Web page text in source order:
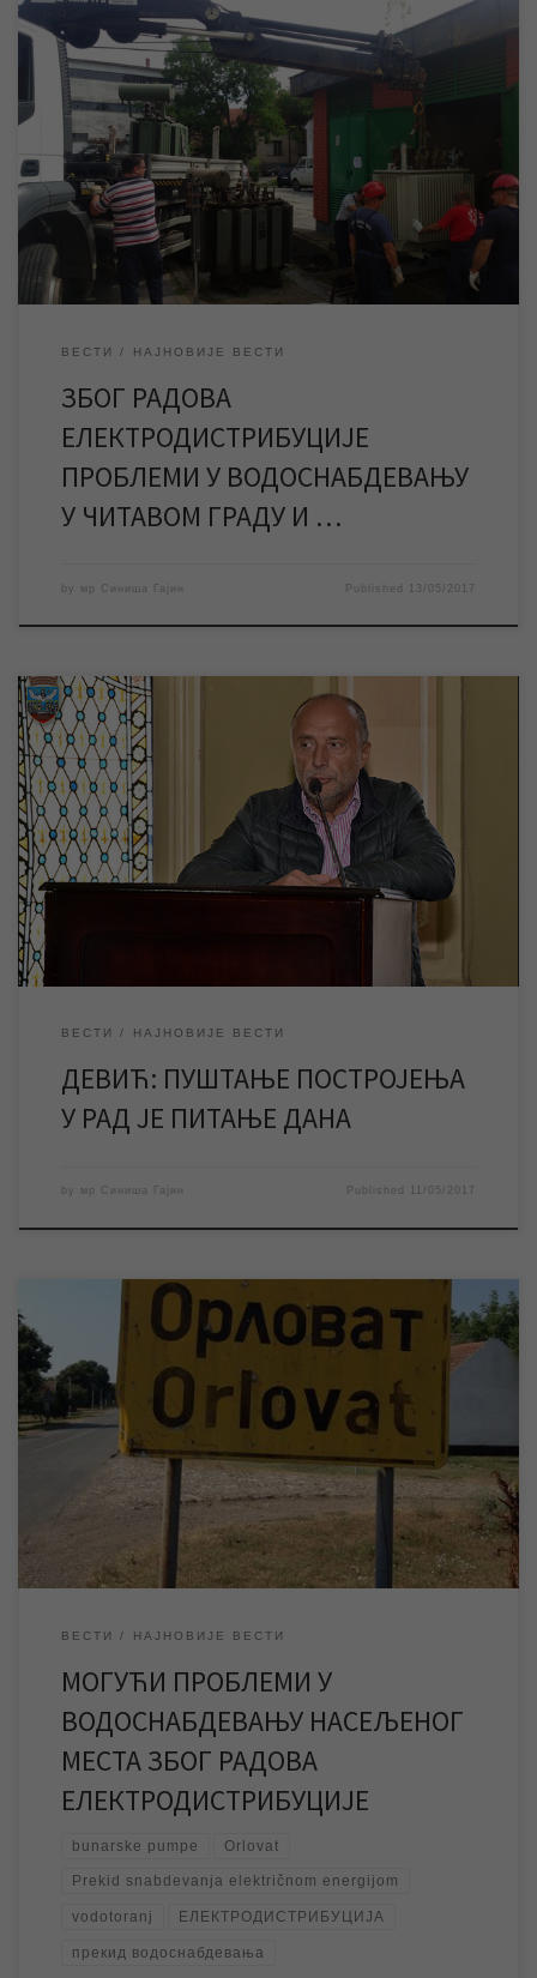
Према најавама из Електродистрибуције Зрењанин за недељу
14.05.2017. годинe планирани су радови на трафостаници која
обезбеђује електричну енергију за рад бунарских пумпи које
снабдевају град водом, као и радови на електро мрежи у
четири насељена места Клеку, Фаркаждину, Михајлову и
Јанков мосту. Сви радови су планирани у временском
интервалу од […]
ВЕСТИ НАЈНОВИЈЕ ВЕСТИ
ЗБОГ РАДОВА
ЕЛЕКТРОДИСТРИБУЦИЈЕ
ПРОБЛЕМИ У ВОДОСНАБДЕВАЊУ
У ЧИТАВОМ ГРАДУ И …
by мр Синиша Гајин Published 13/05/2017
Иван Девић, директор Jавног комуналног предузећа “Водовод
и канализациjа”, обратио се данас одборницима Скупштине
града истакавши да се пуштање зрењанинске фабрике воде у
рад мери данима. “На жалост или на срећу неких, ми ћемо таj
посао завршити, и у наредних неколико дана фабрика ће бити
пуштена у рад” рекао jе […]
ВЕСТИ НАЈНОВИЈЕ ВЕСТИ
ДЕВИЋ: ПУШТАЊЕ ПОСТРОЈЕЊА
У РАД ЈЕ ПИТАЊЕ ДАНА
by мр Синиша Гајин Published 11/05/2017
За четвртак 11.05.2017. године најављени су радови
Електродистрибуције на електро мрежи у Орловату, због
чега ће у временском периоду од 9 до 13 часова доћи до
прекида снабдевања електричном енергијом у овом
насељеном месту. Нестанак електричне енергије
проузроковаће престанак рада бунарских пумпи, што ће
довести до прекида водоснабдевања у Орловату, […]
ВЕСТИ НАЈНОВИЈЕ ВЕСТИ
МОГУЋИ ПРОБЛЕМИ У
ВОДОСНАБДЕВАЊУ НАСЕЉЕНОГ
МЕСТА ЗБОГ РАДОВА
ЕЛЕКТРОДИСТРИБУЦИЈЕ
bunarske pumpe Orlovat
Prekid snabdevanja električnom energijom
vodotoranj ЕЛЕКТРОДИСТРИБУЦИЈА
прекид водоснабдевања